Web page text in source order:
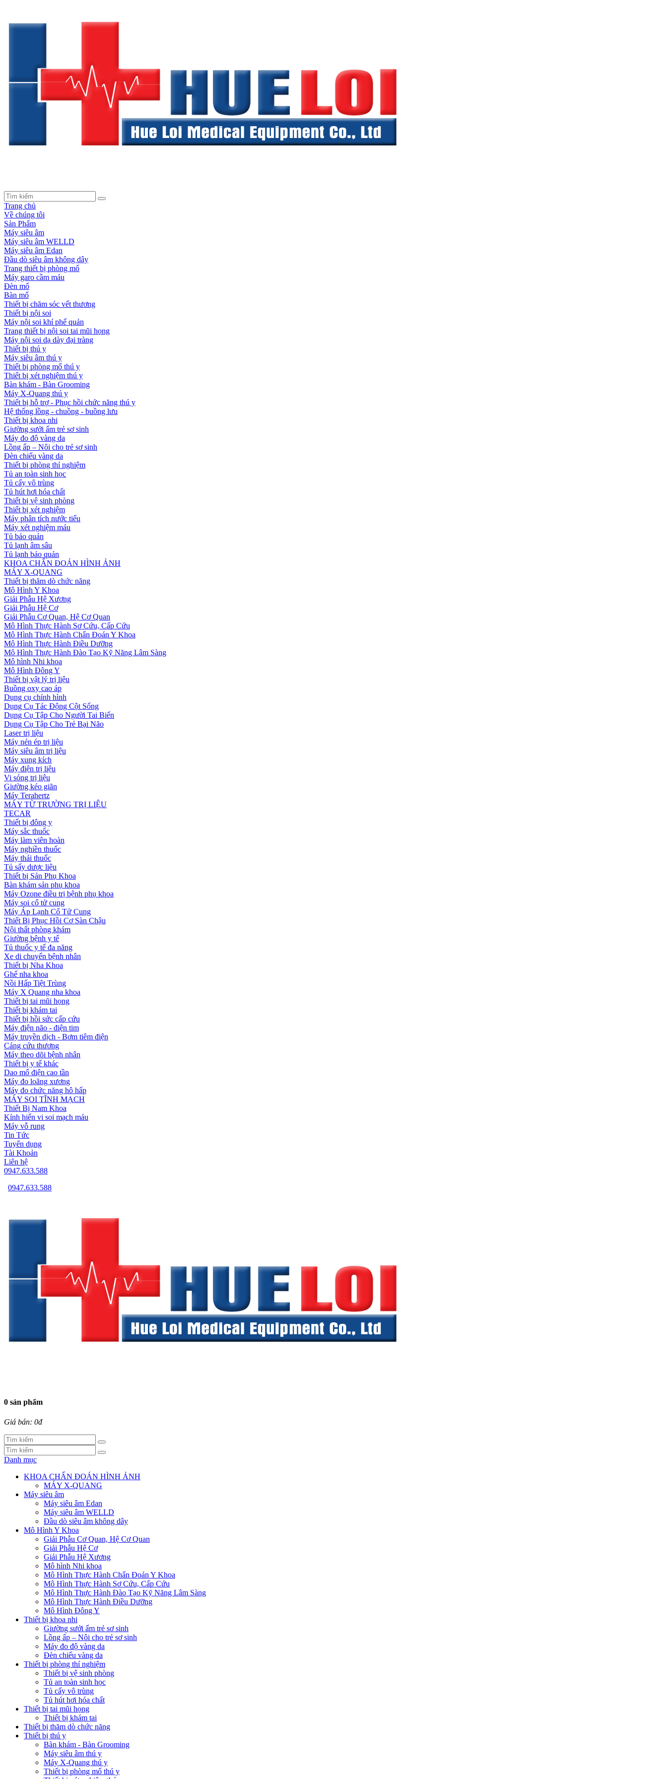
Trang chủ
Về chúng tôi
Sản Phẩm
Máy siêu âm
Máy siêu âm WELLD
Máy siêu âm Edan
Đầu dò siêu âm không dây
Trang thiết bị phòng mổ
Máy garo cầm máu
Đèn mổ
Bàn mổ
Thiết bị chăm sóc vết thương
Thiết bị nội soi
Máy nội soi khí phế quản
Trang thiết bị nội soi tai mũi họng
Máy nội soi dạ dày đại tràng
Thiết bị thú y
Máy siêu âm thú y
Thiết bị phòng mổ thú y
Thiết bị xét nghiệm thú y
Bàn khám - Bàn Grooming
Máy X-Quang thú y
Thiết bị hỗ trợ - Phục hồi chức năng thú y
Hệ thống lồng - chuồng - buồng lưu
Thiết bị khoa nhi
Giường sưởi ấm trẻ sơ sinh
Máy đo độ vàng da
Lồng ấp – Nôi cho trẻ sơ sinh
Đèn chiếu vàng da
Thiết bị phòng thí nghiệm
Tủ an toàn sinh học
Tủ cấy vô trùng
Tủ hút hơi hóa chất
Thiết bị vệ sinh phòng
Thiết bị xét nghiệm
Máy phân tích nước tiểu
Máy xét nghiệm máu
Tủ bảo quản
Tủ lạnh âm sâu
Tủ lạnh bảo quản
KHOA CHẨN ĐOÁN HÌNH ẢNH
MÁY X-QUANG
Thiết bị thăm dò chức năng
Mô Hình Y Khoa
Giải Phẫu Hệ Xương
Giải Phẫu Hệ Cơ
Giải Phẫu Cơ Quan, Hệ Cơ Quan
Mô Hình Thực Hành Sơ Cứu, Cấp Cứu
Mô Hình Thực Hành Chẩn Đoán Y Khoa
Mô Hình Thực Hành Điều Dưỡng
Mô Hình Thực Hành Đào Tạo Kỹ Năng Lâm Sàng
Mô hình Nhi khoa
Mô Hình Đông Y
Thiết bị vật lý trị liệu
Buồng oxy cao áp
Dụng cụ chỉnh hình
Dụng Cụ Tác Động Cột Sống
Dụng Cụ Tập Cho Người Tai Biến
Dụng Cụ Tập Cho Trẻ Bại Não
Laser trị liệu
Máy nén ép trị liệu
Máy siêu âm trị liệu
Máy xung kích
Máy điện trị liệu
Vi sóng trị liệu
Giường kéo giãn
Máy Terahertz
MÁY TỪ TRƯỜNG TRỊ LIỆU
TECAR
Thiết bị đông y
Máy sắc thuốc
Máy làm viên hoàn
Máy nghiền thuốc
Máy thái thuốc
Tủ sấy dược liệu
Thiết bị Sản Phụ Khoa
Bàn khám sản phụ khoa
Máy Ozone điều trị bệnh phụ khoa
Máy soi cổ tử cung
Máy Áp Lạnh Cổ Tử Cung
Thiết Bị Phục Hồi Cơ Sàn Chậu
Nội thất phòng khám
Giường bệnh y tế
Tủ thuốc y tế đa năng
Xe di chuyển bệnh nhân
Thiết bị Nha Khoa
Ghế nha khoa
Nồi Hấp Tiệt Trùng
Máy X Quang nha khoa
Thiết bị tai mũi họng
Thiết bị khám tai
Thiết bị hồi sức cấp cứu
Máy điện não - điện tim
Máy truyền dịch - Bơm tiêm điện
Cáng cứu thương
Máy theo dõi bệnh nhân
Thiết bị y tế khác
Dao mổ điện cao tần
Máy đo loãng xương
Máy đo chức năng hô hấp
MÁY SOI TĨNH MẠCH
Thiết Bị Nam Khoa
Kính hiển vi soi mạch máu
Máy vỗ rung
Tin Tức
Tuyển dụng
Tài Khoản
Liên hệ
0947.633.588
0947.633.588
0 sản phẩm
Giá bán: 0đ
Danh mục
KHOA CHẨN ĐOÁN HÌNH ẢNH
MÁY X-QUANG
Máy siêu âm
Máy siêu âm Edan
Máy siêu âm WELLD
Đầu dò siêu âm không dây
Mô Hình Y Khoa
Giải Phẫu Cơ Quan, Hệ Cơ Quan
Giải Phẫu Hệ Cơ
Giải Phẫu Hệ Xương
Mô hình Nhi khoa
Mô Hình Thực Hành Chẩn Đoán Y Khoa
Mô Hình Thực Hành Sơ Cứu, Cấp Cứu
Mô Hình Thực Hành Đào Tạo Kỹ Năng Lâm Sàng
Mô Hình Thực Hành Điều Dưỡng
Mô Hình Đông Y
Thiết bị khoa nhi
Giường sưởi ấm trẻ sơ sinh
Lồng ấp – Nôi cho trẻ sơ sinh
Máy đo độ vàng da
Đèn chiếu vàng da
Thiết bị phòng thí nghiệm
Thiết bị vệ sinh phòng
Tủ an toàn sinh học
Tủ cấy vô trùng
Tủ hút hơi hóa chất
Thiết bị tai mũi họng
Thiết bị khám tai
Thiết bị thăm dò chức năng
Thiết bị thú y
Bàn khám - Bàn Grooming
Máy siêu âm thú y
Máy X-Quang thú y
Thiết bị phòng mổ thú y